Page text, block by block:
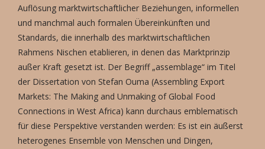
Auflösung marktwirtschaftlicher Beziehungen, informellen
und manchmal auch formalen Übereinkünften und
Standards, die innerhalb des marktwirtschaftlichen
Rahmens Nischen etablieren, in denen das Marktprinzip
außer Kraft gesetzt ist. Der Begriff „assemblage“ im Titel
der Dissertation von Stefan Ouma (Assembling Export
Markets: The Making and Unmaking of Global Food
Connections in West Africa) kann durchaus emblematisch
für diese Perspektive verstanden werden: Es ist ein äußerst
heterogenes Ensemble von Menschen und Dingen,